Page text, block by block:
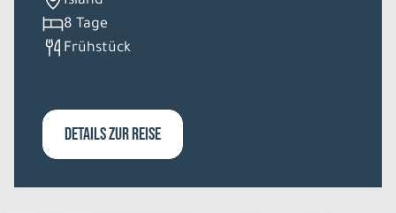
Do. 07.01. - Mo. 11.01.2027
Belegung: 1
REISE VERBINDLICH ANFRAGEN
8 Tage
Frühstück
DETAILS ZUR REISE